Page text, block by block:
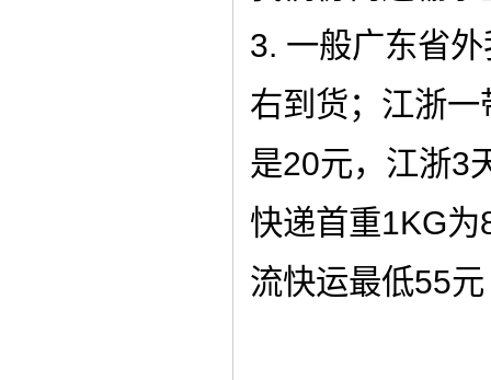
3. 一般广东省
右到货；江浙
是20元，江浙3
快递首重1KG
流快运最低55